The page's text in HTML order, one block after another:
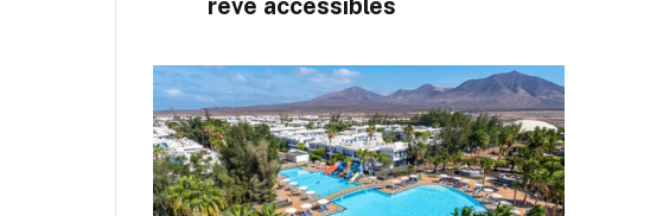
rêve accessibles